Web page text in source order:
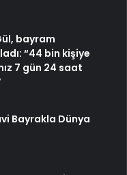
bayram
“44 bin kişiye
7 gün 24 saat
Bayrakla Dünya